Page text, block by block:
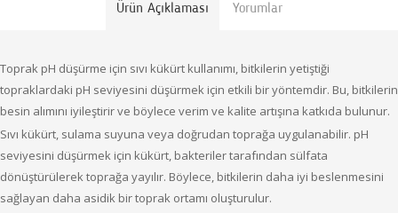
Ürün Açıklaması Yorumlar
Toprak pH düşürme için sıvı kükürt kullanımı, bitkilerin yetiştiği
topraklardaki pH seviyesini düşürmek için etkili bir yöntemdir. Bu, bitkilerin
besin alımını iyileştirir ve böylece verim ve kalite artışına katkıda bulunur.
Sıvı kükürt, sulama suyuna veya doğrudan toprağa uygulanabilir. pH
seviyesini düşürmek için kükürt, bakteriler tarafından sülfata
dönüştürülerek toprağa yayılır. Böylece, bitkilerin daha iyi beslenmesini
sağlayan daha asidik bir toprak ortamı oluşturulur.